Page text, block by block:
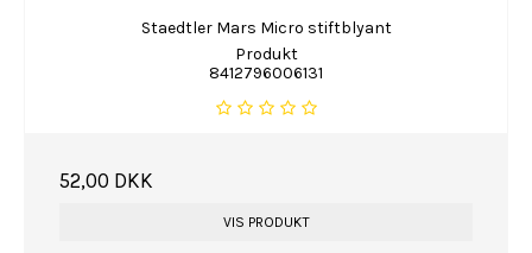
Staedtler Mars Micro stiftblyant
Produkt
8412796006131
52,00 DKK
VIS PRODUKT